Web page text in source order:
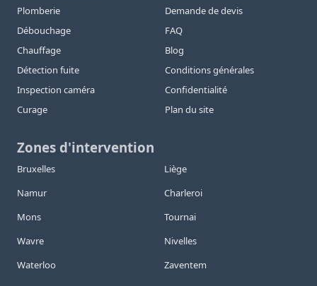
Plomberie
Débouchage
Chauffage
Détection fuite
Inspection caméra
Curage
Demande de devis
FAQ
Blog
Conditions générales
Confidentialité
Plan du site
Zones d'intervention
Bruxelles
Liège
Namur
Charleroi
Mons
Tournai
Wavre
Nivelles
Waterloo
Zaventem